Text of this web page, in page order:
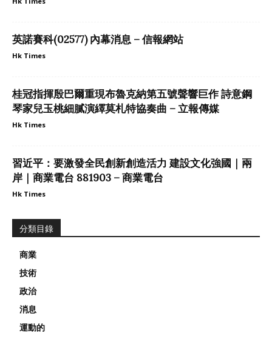
英諾賽科(02577) 內幕消息 – 信報網站
Hk Times
桂冠指揮殷巴爾重現布魯克納第五號聲響巨作 詩意鋼
琴家兒玉桃細膩演繹莫札特協奏曲 – 立報傳媒
Hk Times
習近平：要激發全民創新創造活力 建設文化強國｜兩
岸｜商業電台 881903 – 商業電台
Hk Times
分類目錄
商業
技術
政治
消息
運動的